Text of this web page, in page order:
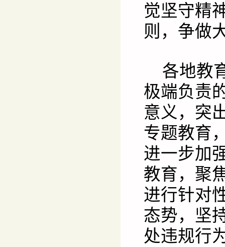
觉坚守精
则，争做
各地教
极端负责
意义，突
专题教育
进一步加
教育，聚
进行针对
态势，坚
处违规行